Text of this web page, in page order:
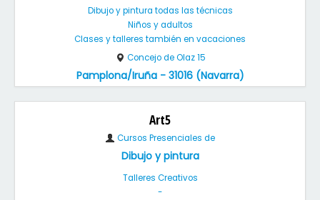
Dibujo y pintura todas las técnicas
Niños y adultos
Clases y talleres también en vacaciones
Concejo de Olaz 15
Pamplona/Iruña - 31016 (Navarra)
Art5
Cursos Presenciales de
Dibujo y pintura
Talleres Creativos
-